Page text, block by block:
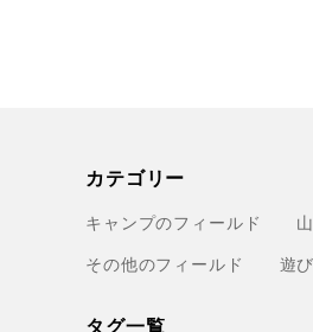
カテゴリー
キャンプのフィールド
その他のフィールド 遊
タグ一覧